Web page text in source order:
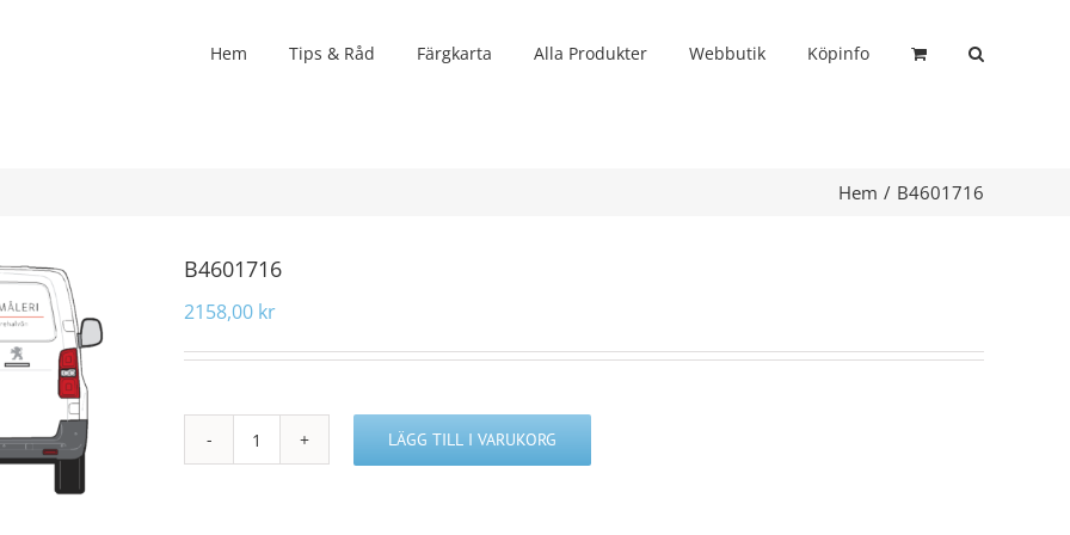
Hem Tips & Råd Färgkarta Alla Produkter Webbutik Köpinfo
Hem B4601716
B4601716
2158,00 kr
B4601716
LÄGG TILL I VARUKORG